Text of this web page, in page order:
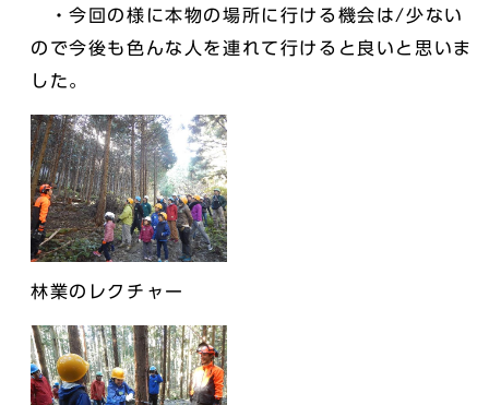
・今回の様に本物の場所に行ける機会は/少ない
ので今後も色んな人を連れて行けると良いと思いま
した。
林業のレクチャー